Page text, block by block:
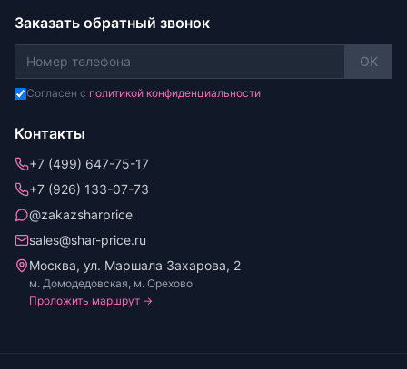
Заказать обратный звонок
OK
Согласен с политикой конфиденциальности
Контакты
+7 (499) 647-75-17
+7 (926) 133-07-73
@zakazsharprice
sales@shar-price.ru
Москва, ул. Маршала Захарова, 2
м. Домодедовская, м. Орехово
Проложить маршрут →